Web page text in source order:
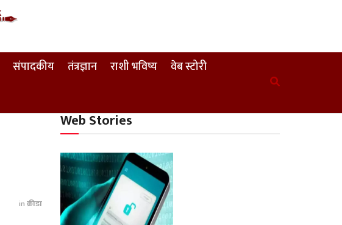
संपादकीय तंत्रज्ञान राशी भविष्य
वेब स्टोरी
inक्रीडा
Web Stories